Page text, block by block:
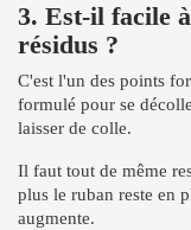
3. Est-il facile
résidus ?
C'est l'un des points
formulé pour se
laisser de colle.
Il faut tout de même
plus le ruban reste en
augmente.